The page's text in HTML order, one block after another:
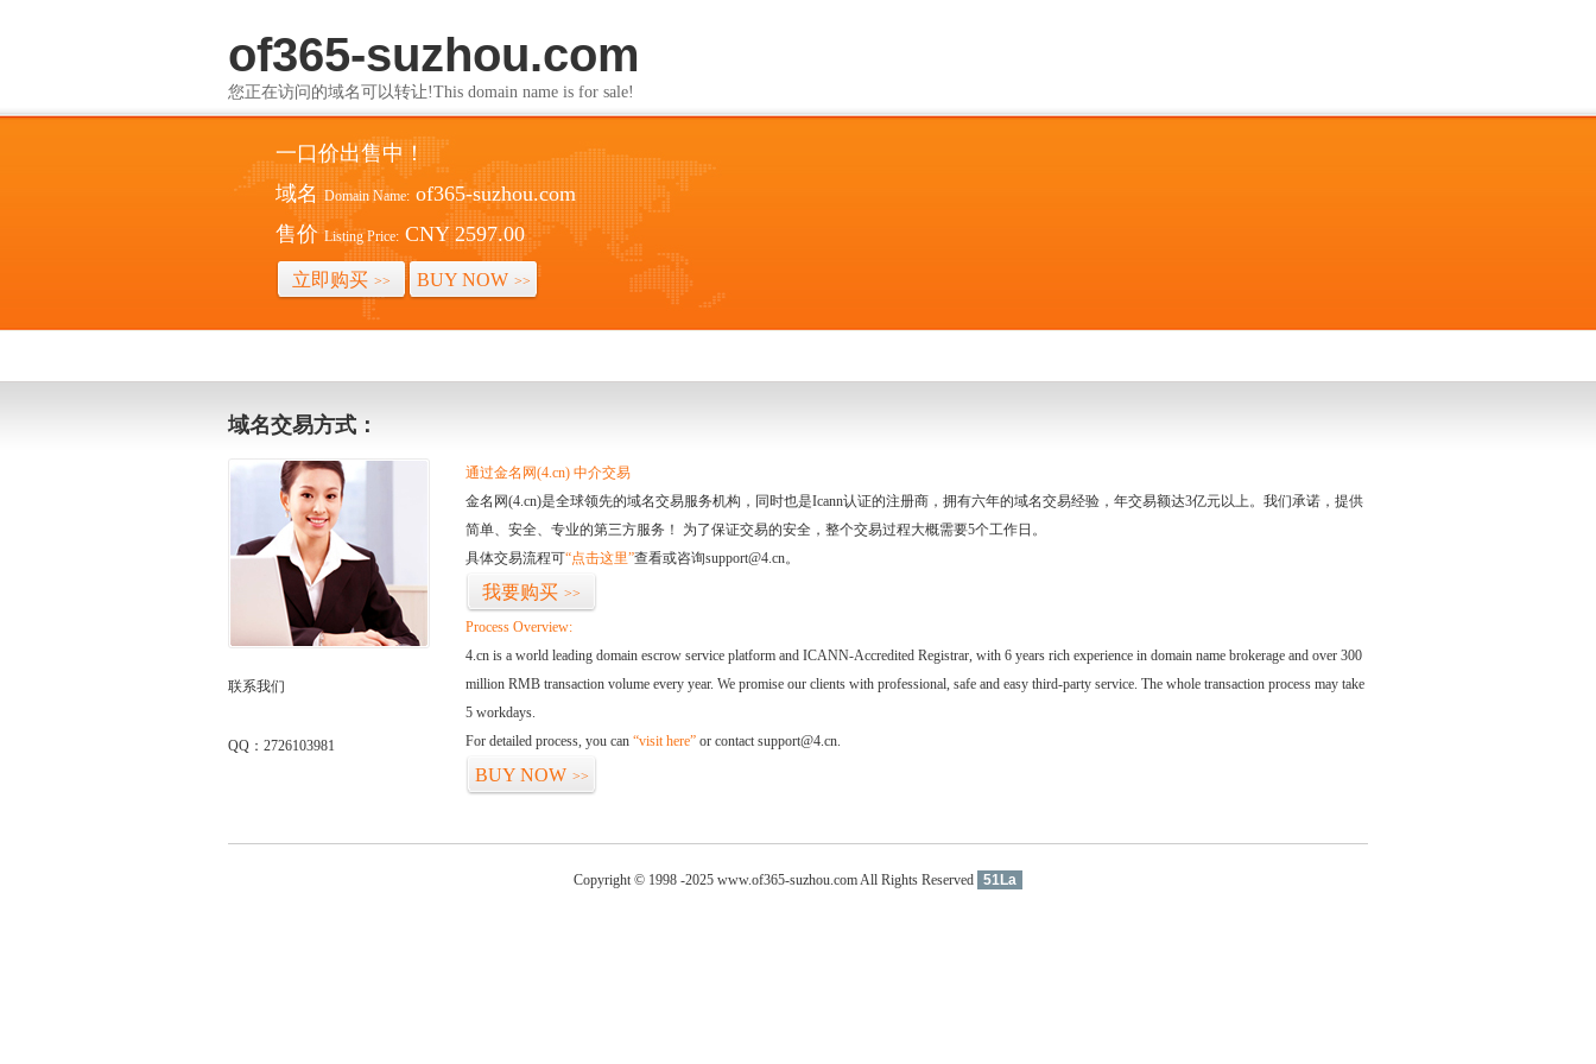
of365-suzhou.com
您正在访问的域名可以转让!This domain name is for sale!
一口价出售中！
域名 Domain Name: of365-suzhou.com
售价 Listing Price: CNY 2597.00
立即购买 >> BUY NOW >>
域名交易方式：
联系我们
QQ：2726103981
通过金名网(4.cn) 中介交易
金名网(4.cn)是全球领先的域名交易服务机构，同时也是Icann认证的注册商，拥有六年的域名交易经验，年交易额达3亿元以上。我们承诺，提供
简单、安全、专业的第三方服务！ 为了保证交易的安全，整个交易过程大概需要5个工作日。
具体交易流程可“点击这里”查看或咨询support@4.cn。
我要购买 >>
Process Overview:
4.cn is a world leading domain escrow service platform and ICANN-Accredited Registrar, with 6 years rich experience in domain name brokerage and over 300
million RMB transaction volume every year. We promise our clients with professional, safe and easy third-party service. The whole transaction process may take
5 workdays.
For detailed process, you can “visit here” or contact support@4.cn.
BUY NOW >>
Copyright © 1998 -2025 www.of365-suzhou.com All Rights Reserved 51La